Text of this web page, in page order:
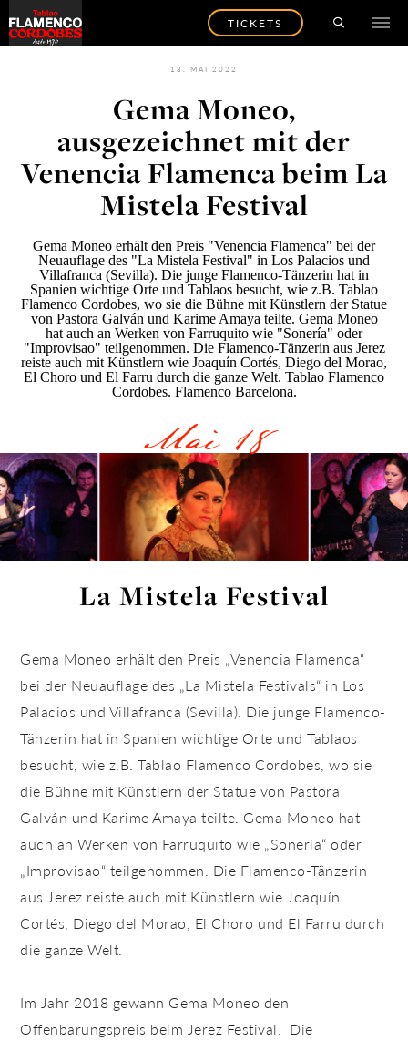
TICKETS
ZURÜCK ZU NEWS
18. MAI 2022
Gema Moneo,
ausgezeichnet mit der
Venencia Flamenca beim La
Mistela Festival
Gema Moneo erhält den Preis "Venencia Flamenca" bei der
Neuauflage des "La Mistela Festival" in Los Palacios und
Villafranca (Sevilla). Die junge Flamenco-Tänzerin hat in
Spanien wichtige Orte und Tablaos besucht, wie z.B. Tablao
Flamenco Cordobes, wo sie die Bühne mit Künstlern der Statue
von Pastora Galván und Karime Amaya teilte. Gema Moneo
hat auch an Werken von Farruquito wie "Sonería" oder
"Improvisao" teilgenommen. Die Flamenco-Tänzerin aus Jerez
reiste auch mit Künstlern wie Joaquín Cortés, Diego del Morao,
El Choro und El Farru durch die ganze Welt. Tablao Flamenco
Cordobes. Flamenco Barcelona.
Mai 18
La Mistela Festival
Gema Moneo erhält den Preis „Venencia Flamenca“
bei der Neuauflage des „La Mistela Festivals“ in Los
Palacios und Villafranca (Sevilla). Die junge Flamenco-
Tänzerin hat in Spanien wichtige Orte und Tablaos
besucht, wie z.B. Tablao Flamenco Cordobes, wo sie
die Bühne mit Künstlern der Statue von Pastora
Galván und Karime Amaya teilte. Gema Moneo hat
auch an Werken von Farruquito wie „Sonería“ oder
„Improvisao“ teilgenommen. Die Flamenco-Tänzerin
aus Jerez reiste auch mit Künstlern wie Joaquín
Cortés, Diego del Morao, El Choro und El Farru durch
die ganze Welt.
Im Jahr 2018 gewann Gema Moneo den
Offenbarungspreis beim Jerez Festival. Die